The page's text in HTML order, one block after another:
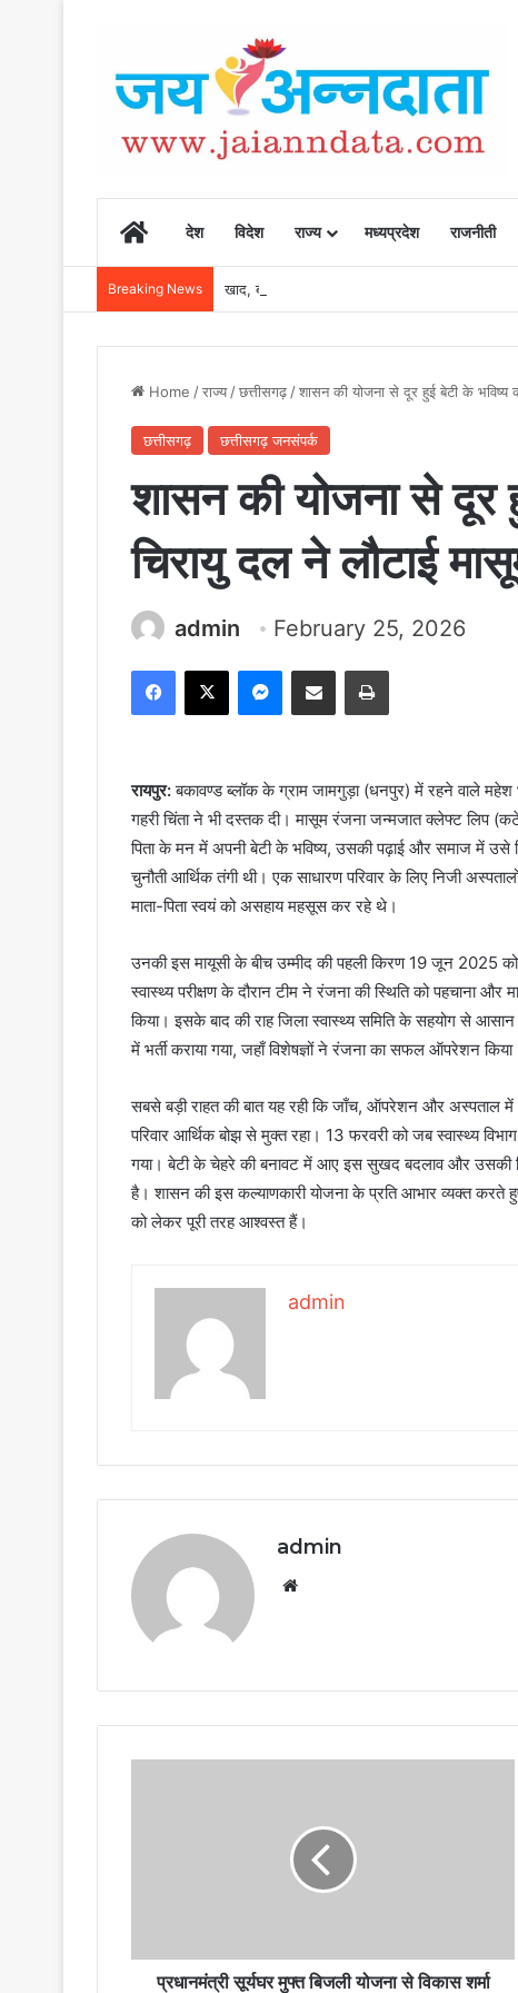
Homeदेश विदेश राज्य मध्यप्रदेश राजनीती
Breaking News खाद, बीज और उर्वरकों की समय पर उपलब्धता से
Home /राज्य/छत्तीसगढ़/शासन की योजना से दूर हुई बेटी के भविष्य
छत्तीसगढ़ छत्तीसगढ़ जनसंपर्क
शासन की योजना से दूर
चिरायु दल ने लौटाई
admin February 25, 2026
Facebook
X Messenger
Share via Email Print
रायपुर:बकावण्ड ब्लॉक के ग्राम जामगुड़ा (धनपुर) में रहने वाले
गहरी चिंता ने भी दस्तक दी। मासूम रंजना जन्मजात क्लेफ्ट लिप
पिता के मन में अपनी बेटी के भविष्य, उसकी पढ़ाई और समाज में उसे
चुनौती आर्थिक तंगी थी। एक साधारण परिवार के लिए निजी
माता-पिता स्वयं को असहाय महसूस कर रहे थे।
उनकी इस मायूसी के बीच उम्मीद की पहली किरण 19 जून 2025
स्वास्थ्य परीक्षण के दौरान टीम ने रंजना की स्थिति को पहचाना
किया। इसके बाद की राह जिला स्वास्थ्य समिति के सहयोग से
में भर्ती कराया गया, जहाँ विशेषज्ञों ने रंजना का सफल ऑपरेशन
सबसे बड़ी राहत की बात यह रही कि जाँच, ऑपरेशन और अस्पताल में
परिवार आर्थिक बोझ से मुक्त रहा। 13 फरवरी को जब स्वास्थ्य
गया। बेटी के चेहरे की बनावट में आए इस सुखद बदलाव और उसकी
है। शासन की इस कल्याणकारी योजना के प्रति आभार व्यक्त करते
को लेकर पूरी तरह आश्वस्त हैं।
admin
admin
प्रधानमंत्री सूर्यघर मुफ्त बिजली योजना से विकास शर्मा